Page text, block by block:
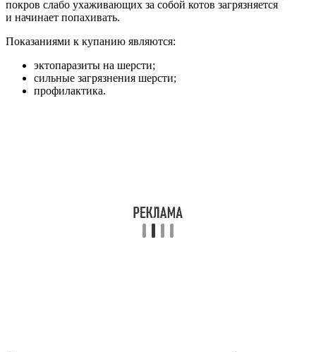
покров слабо ухаживающих за собой котов загрязняется
и начинает попахивать. ​
Показаниями к купанию являются:
эктопаразиты на шерсти;
сильные загрязнения шерсти;
профилактика.